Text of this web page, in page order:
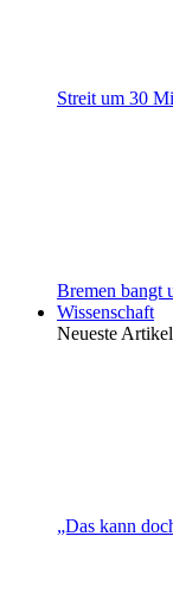
Streit um 30
Bremen bangt
Wissenschaft
Neueste Artikel
„Das kann